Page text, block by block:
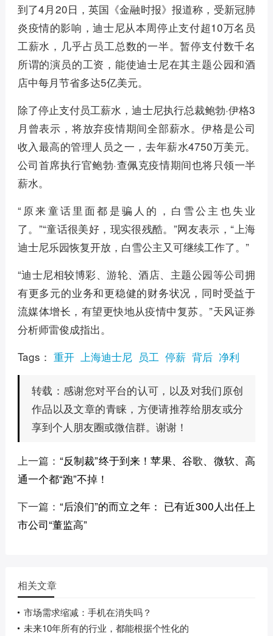
到了4月20日，英国《金融时报》报道称，受新冠肺
炎疫情的影响，迪士尼从本周停止支付超10万名员
工薪水，几乎占员工总数的一半。暂停支付数千名
所谓的演员的工资，能使迪士尼在其主题公园和酒
店中每月节省多达5亿美元。
除了停止支付员工薪水，迪士尼执行总裁鲍勃·伊格3
月曾表示，将放弃疫情期间全部薪水。伊格是公司
收入最高的管理人员之一，去年薪水4750万美元。
公司首席执行官鲍勃·查佩克疫情期间也将只领一半
薪水。
“原来童话里面都是骗人的，白雪公主也失业
了。”“童话很美好，现实很残酷。”网友表示，“上海
迪士尼乐园恢复开放，白雪公主又可继续工作了。”
“迪士尼相较博彩、游轮、酒店、主题公园等公司拥
有更多元的业务和更稳健的财务状况，同时受益于
流媒体增长，有望更快地从疫情中复苏。”天风证券
分析师雷俊成指出。
Tags： 重开 上海迪士尼 员工 停薪 背后 净利
转载： 感谢您对平台的认可，以及对我们原创
作品以及文章的青睐，方便请推荐给朋友或分
享到个人朋友圈或微信群。谢谢！
上一篇： “反制裁”终于到来！苹果、谷歌、微软、高
通一个都“跑”不掉！
下一篇： “后浪们”的而立之年： 已有近300人出任上
市公司“董监高”
相关文章
市场需求缩减：手机在消失吗？
未来10年所有的行业，都能根据个性化的